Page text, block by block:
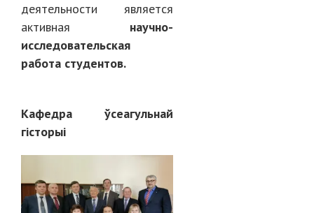
деятельности является
активная научно-
исследовательская
работа студентов.
Кафедра ўсеагульнай
гісторыі